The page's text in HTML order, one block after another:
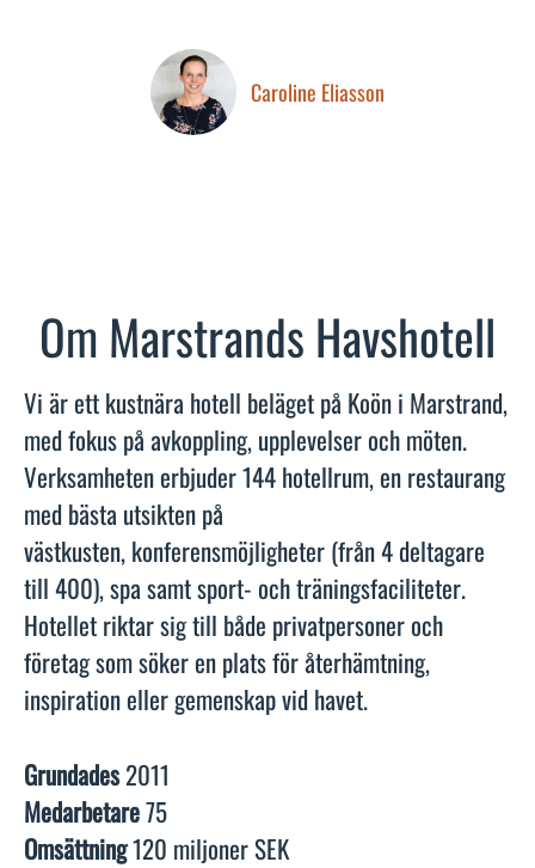
Caroline Eliasson
Om Marstrands Havshotell
Vi är ett kustnära hotell beläget på Koön i Marstrand,
med fokus på avkoppling, upplevelser och möten.
Verksamheten erbjuder 144 hotellrum, en restaurang
med bästa utsikten på
västkusten, konferensmöjligheter (från 4 deltagare
till 400), spa samt sport- och träningsfaciliteter.
Hotellet riktar sig till både privatpersoner och
företag som söker en plats för återhämtning,
inspiration eller gemenskap vid havet.
Grundades2011
Medarbetare75
Omsättning120 miljoner SEK